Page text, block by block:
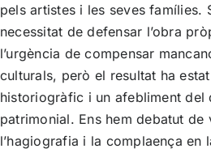
pels artistes i les seves famílies.
necessitat de defensar l’obra
l’urgència de compensar
culturals, però el resultat ha
historiogràfic i un afebliment del
patrimonial. Ens hem debatut de
l’hagiografia i la complaença en